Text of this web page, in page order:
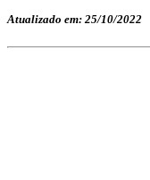
Atualizado em: 25/10/2022